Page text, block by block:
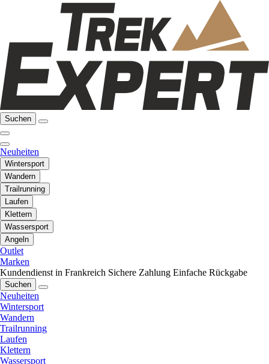
Suchen
Neuheiten
Wintersport
Wandern
Trailrunning
Laufen
Klettern
Wassersport
Angeln
Outlet
Marken
Kundendienst in Frankreich Sichere Zahlung Einfache Rückgabe
Suchen
Neuheiten
Wintersport
Wandern
Trailrunning
Laufen
Klettern
Wassersport